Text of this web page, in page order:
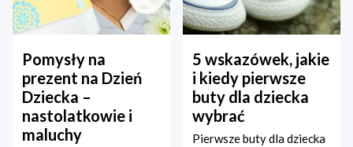
Pomysły na
prezent na Dzień
Dziecka –
nastolatkowie i
maluchy
5 wskazówek, jakie
i kiedy pierwsze
buty dla dziecka
wybrać
Pierwsze buty dla dziecka